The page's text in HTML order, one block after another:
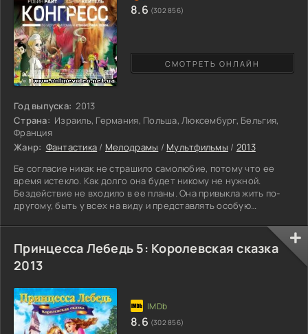
Год выпуска: 2013
Страна: Израиль, Германия, Польша, Люксембург, Бельгия,
Франция
Жанр: Фантастика / Мелодрамы / Мультфильмы / 2013
Ее согласие никак не страшило самолюбие, потому что ее
время истекло. Как долго она будет никому не нужной.
Бездействие не входило в ее планы. Она привыкла жить по-
другому, быть у всех на виду и представлять особую
забудет об увядающем времени. Оптимизм поможет ей
справиться с новой задачей, которая была ей вовсе не в
тягость. Это ее жизнь, ее мир, где она может раскрыться во
всей своей полноте. Новая работа – это ее обновление и еще
СМОТРЕТЬ ОНЛАЙН
8.6 (302 856)
Принцесса Лебедь 5: Королевская сказка
2013
8.6 (302 856)